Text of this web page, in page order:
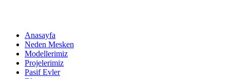
Anasayfa
Neden Mesken
Modellerimiz
Projelerimiz
Pasif Evler